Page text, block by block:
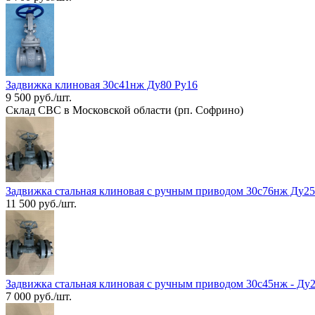
Задвижка клиновая 30с41нж Ду80 Ру16
9 500 руб./шт.
Склад СВС в Московской области (рп. Софрино)
Задвижка стальная клиновая с ручным приводом 30с76нж Ду25
11 500 руб./шт.
Задвижка стальная клиновая с ручным приводом 30с45нж -
7 000 руб./шт.